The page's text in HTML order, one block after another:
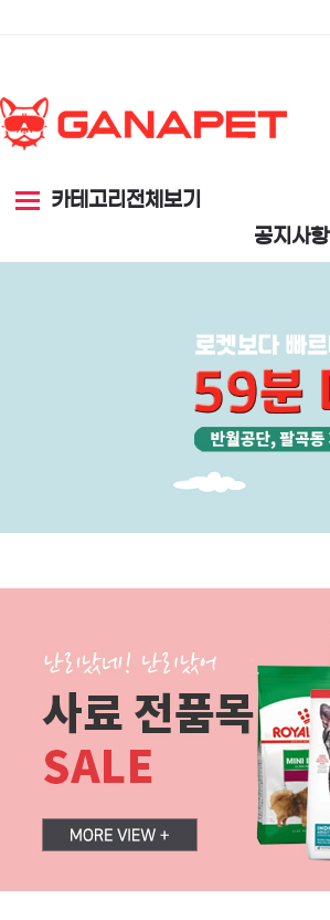
카테고리전체보기
공지사항